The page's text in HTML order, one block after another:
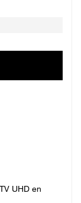
UHD en